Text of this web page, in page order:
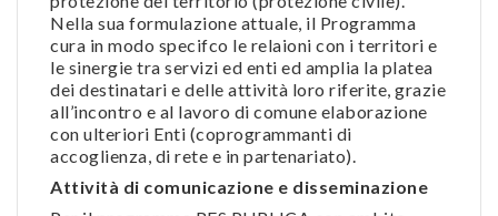
Nella sua formulazione attuale, il Programma
cura in modo specifco le relaioni con i territori e
le sinergie tra servizi ed enti ed amplia la platea
dei destinatari e delle attività loro riferite, grazie
all’incontro e al lavoro di comune elaborazione
con ulteriori Enti (coprogrammanti di
accoglienza, di rete e in partenariato).
Attività di comunicazione e disseminazione